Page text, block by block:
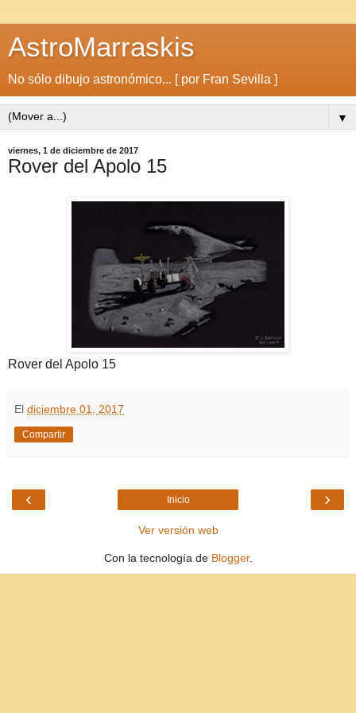
AstroMarraskis
No sólo dibujo astronómico... [ por Fran Sevilla ]
▼
viernes, 1 de diciembre de 2017
Rover del Apolo 15
Rover del Apolo 15
El diciembre 01, 2017
Compartir
‹ ›
Inicio
Ver versión web
Con la tecnología de Blogger.